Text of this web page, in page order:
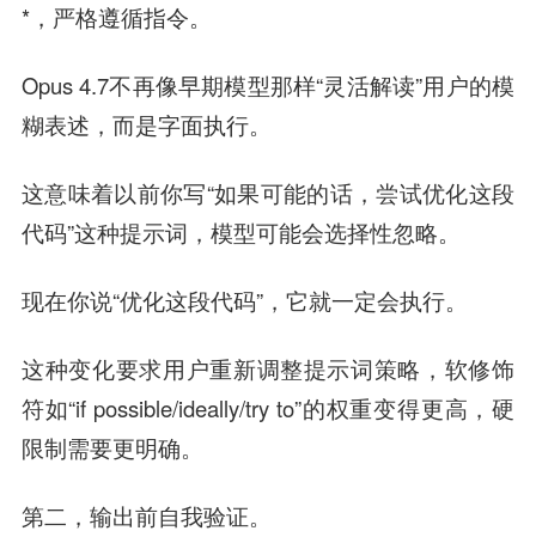
*，严格遵循指令。
Opus 4.7不再像早期模型那样“灵活解读”用户的模
糊表述，而是字面执行。
这意味着以前你写“如果可能的话，尝试优化这段
代码”这种提示词，模型可能会选择性忽略。
现在你说“优化这段代码”，它就一定会执行。
这种变化要求用户重新调整提示词策略，软修饰
符如“if possible/ideally/try to”的权重变得更高，硬
限制需要更明确。
第二，输出前自我验证。